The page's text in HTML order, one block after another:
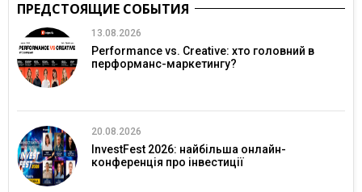
ПРЕДСТОЯЩИЕ СОБЫТИЯ
13.08.2026
Performance vs. Creative: хто головний в
перформанс-маркетингу?
20.08.2026
InvestFest 2026: найбільша онлайн-
конференція про інвестиції